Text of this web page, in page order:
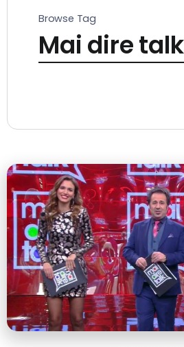
Browse Tag
Mai dire